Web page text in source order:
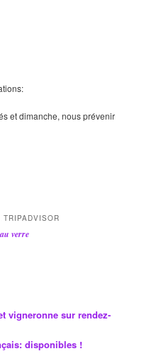
et dimanche, nous prévenir
TRIPADVISOR
verre
vigneronne sur rendez-
disponibles !